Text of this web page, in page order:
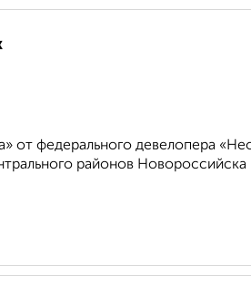
от федерального девелопера
районов Новороссийска